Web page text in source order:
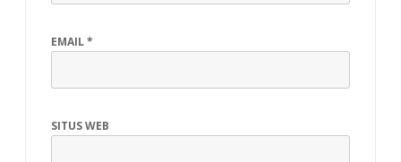
EMAIL*
SITUS WEB